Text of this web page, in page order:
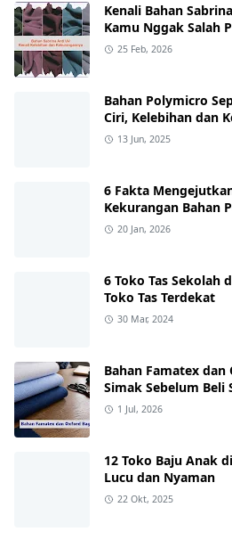
Kenali Bahan
Kamu Nggak Salah
25 Feb, 2026
Bahan Polymicro
Ciri, Kelebihan dan
13 Jun, 2025
6 Fakta
Kekurangan Bahan
20 Jan, 2026
6 Toko Tas Sekolah
Toko Tas Terdekat
30 Mar, 2024
Bahan Famatex dan
Simak Sebelum Beli
1 Jul, 2026
12 Toko Baju Anak
Lucu dan Nyaman
22 Okt, 2025